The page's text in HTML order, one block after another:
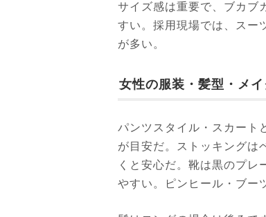
サイズ感は重要で、ブカブ
すい。採用現場では、スー
が多い。
女性の服装・髪型・メイ
パンツスタイル・スカート
が目安だ。ストッキングは
くと安心だ。靴は黒のプレ
やすい。ピンヒール・ブー